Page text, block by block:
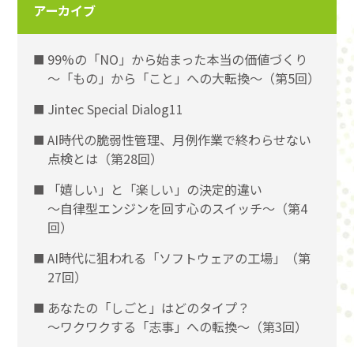
アーカイブ
99%の「NO」から始まった本当の価値づくり
〜「もの」から「こと」への大転換〜（第5回）
Jintec Special Dialog11
AI時代の脆弱性管理、月例作業で終わらせない
点検とは（第28回）
「嬉しい」と「楽しい」の決定的違い
〜自律型エンジンを回す心のスイッチ〜（第4
回）
AI時代に狙われる「ソフトウェアの工場」（第
27回）
あなたの「しごと」はどのタイプ？
〜ワクワクする「志事」への転換〜（第3回）